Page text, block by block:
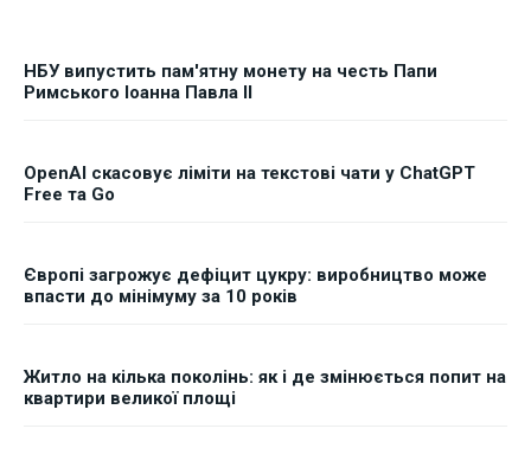
НБУ випустить пам'ятну монету на честь Папи
Римського Іоанна Павла II
OpenAI скасовує ліміти на текстові чати у ChatGPT
Free та Go
Європі загрожує дефіцит цукру: виробництво може
впасти до мінімуму за 10 років
Житло на кілька поколінь: як і де змінюється попит на
квартири великої площі